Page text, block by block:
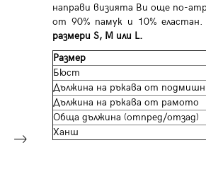
направи визията Ви още по-
от 90% памук и 10% еластан.
размери S, M или L.
Размер
Бюст
Дължина на ръкава от
Дължина на ръкава от рамото
Обща дължина (отпред/отзад)
Ханш